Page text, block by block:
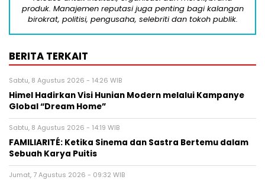
produk. Manajemen reputasi juga penting bagi kalangan
birokrat, politisi, pengusaha, selebriti dan tokoh publik.
BERITA TERKAIT
Sabtu, 8 Agustus 2026 - 14:26 WIB
Himel Hadirkan Visi Hunian Modern melalui Kampanye
Global “Dream Home”
Sabtu, 8 Agustus 2026 - 14:19 WIB
FAMILIARITÉ: Ketika Sinema dan Sastra Bertemu dalam
Sebuah Karya Puitis
Jumat, 7 Agustus 2026 - 09:32 WIB